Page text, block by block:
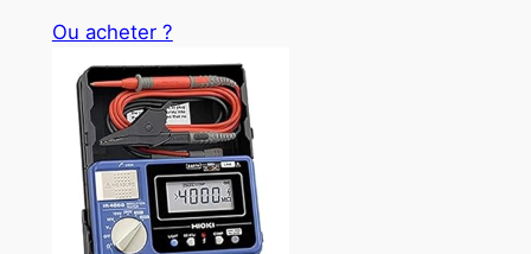
Ou acheter ?